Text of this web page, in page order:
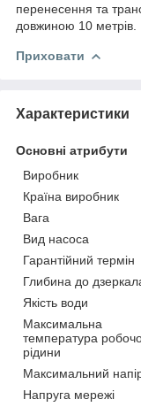
перенесення та
довжиною 10 метрів.
Приховати
Характеристики
Основні атрибути
Виробник
Країна виробник
Вага
Вид насоса
Гарантійний термін
Глибина до
Якість води
Максимальна
температура
рідини
Максимальний
Напруга мережі